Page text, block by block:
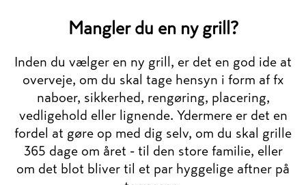
Mangler du en ny grill?
Inden du vælger en ny grill, er det en god ide at
overveje, om du skal tage hensyn i form af fx
naboer, sikkerhed, rengøring, placering,
vedligehold eller lignende. Ydermere er det en
fordel at gøre op med dig selv, om du skal grille
365 dage om året - til den store familie, eller
om det blot bliver til et par hyggelige aftner på